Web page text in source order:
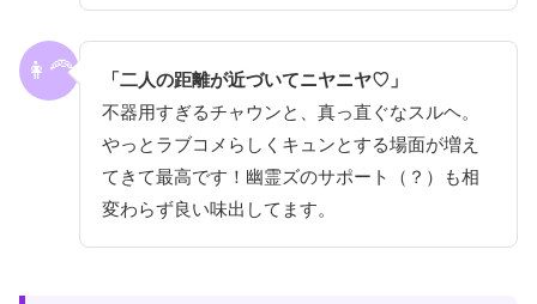
👩‍🦰
「二人の距離が近づいてニヤニヤ♡」
不器用すぎるチャウンと、真っ直ぐなスルヘ。
やっとラブコメらしくキュンとする場面が増え
てきて最高です！幽霊ズのサポート（？）も相
変わらず良い味出してます。